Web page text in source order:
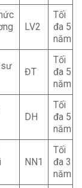
LV2
Tối
đa 5
năm
sư
ĐT
Tối
đa 5
năm
DH
Tối
đa 5
năm
NN1
Tối
đa 3
năm